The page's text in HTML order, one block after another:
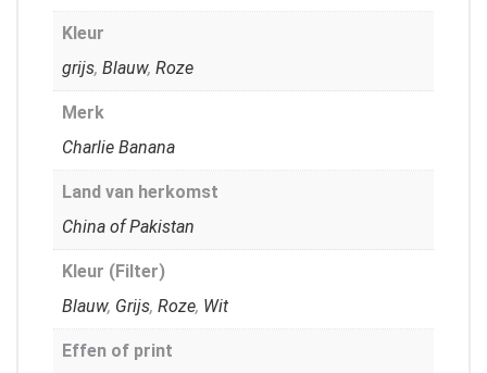
Kleur
grijs, Blauw, Roze
Merk
Charlie Banana
Land van herkomst
China of Pakistan
Kleur (Filter)
Blauw, Grijs, Roze, Wit
Effen of print